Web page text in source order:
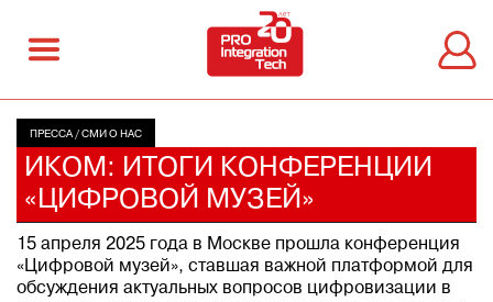
ПРЕССА / СМИ О НАС
ИКОМ: ИТОГИ КОНФЕРЕНЦИИ
«ЦИФРОВОЙ МУЗЕЙ»
15 апреля 2025 года в Москве прошла конференция
«Цифровой музей», ставшая важной платформой для
обсуждения актуальных вопросов цифровизации в